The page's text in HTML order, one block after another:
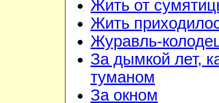
Жить от
Жить
Журавль-
За дымкой лет,
туманом
За окном